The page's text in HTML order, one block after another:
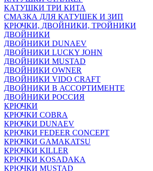
КАТУШКИ ТРИ КИТА
СМАЗКА ДЛЯ КАТУШЕК И ЗИП
КРЮЧКИ, ДВОЙНИКИ, ТРОЙНИКИ
ДВОЙНИКИ
ДВОЙНИКИ DUNAEV
ДВОЙНИКИ LUCKY JOHN
ДВОЙНИКИ MUSTAD
ДВОЙНИКИ OWNER
ДВОЙНИКИ VIDO CRAFT
ДВОЙНИКИ В АССОРТИМЕНТЕ
ДВОЙНИКИ РОССИЯ
КРЮЧКИ
КРЮЧКИ COBRA
КРЮЧКИ DUNAEV
КРЮЧКИ FEDEER CONCEPT
КРЮЧКИ GAMAKATSU
КРЮЧКИ KILLER
КРЮЧКИ KOSADAKA
КРЮЧКИ MUSTAD